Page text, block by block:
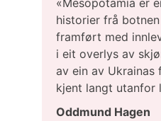
«Mesopotamia er
historier frå
framført med
i eit overlys av
av ein av
kjent langt utanfor
Oddmund Hagen